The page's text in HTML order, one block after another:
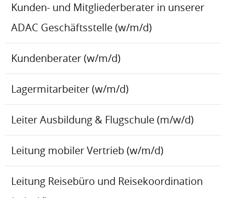
Kunden- und Mitgliederberater in unserer
ADAC Geschäftsstelle (w/m/d)
Kundenberater (w/m/d)
Lagermitarbeiter (w/m/d)
Leiter Ausbildung & Flugschule (m/w/d)
Leitung mobiler Vertrieb (w/m/d)
Leitung Reisebüro und Reisekoordination